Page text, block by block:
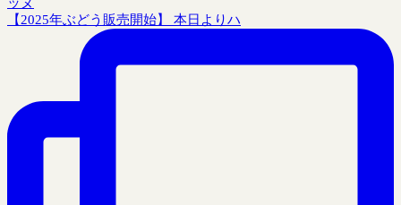
【2025年ぶどう販売開始】 本日よりハ